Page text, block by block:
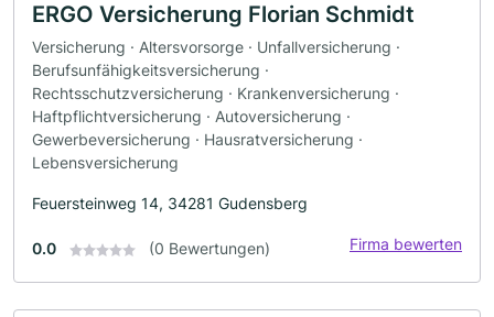
ERGO Versicherung Florian Schmidt
Versicherung · Altersvorsorge · Unfallversicherung ·
Berufsunfähigkeitsversicherung ·
Rechtsschutzversicherung · Krankenversicherung ·
Haftpflichtversicherung · Autoversicherung ·
Gewerbeversicherung · Hausratversicherung ·
Lebensversicherung
Feuersteinweg 14, 34281 Gudensberg
0.0 (0 Bewertungen) Firma bewerten